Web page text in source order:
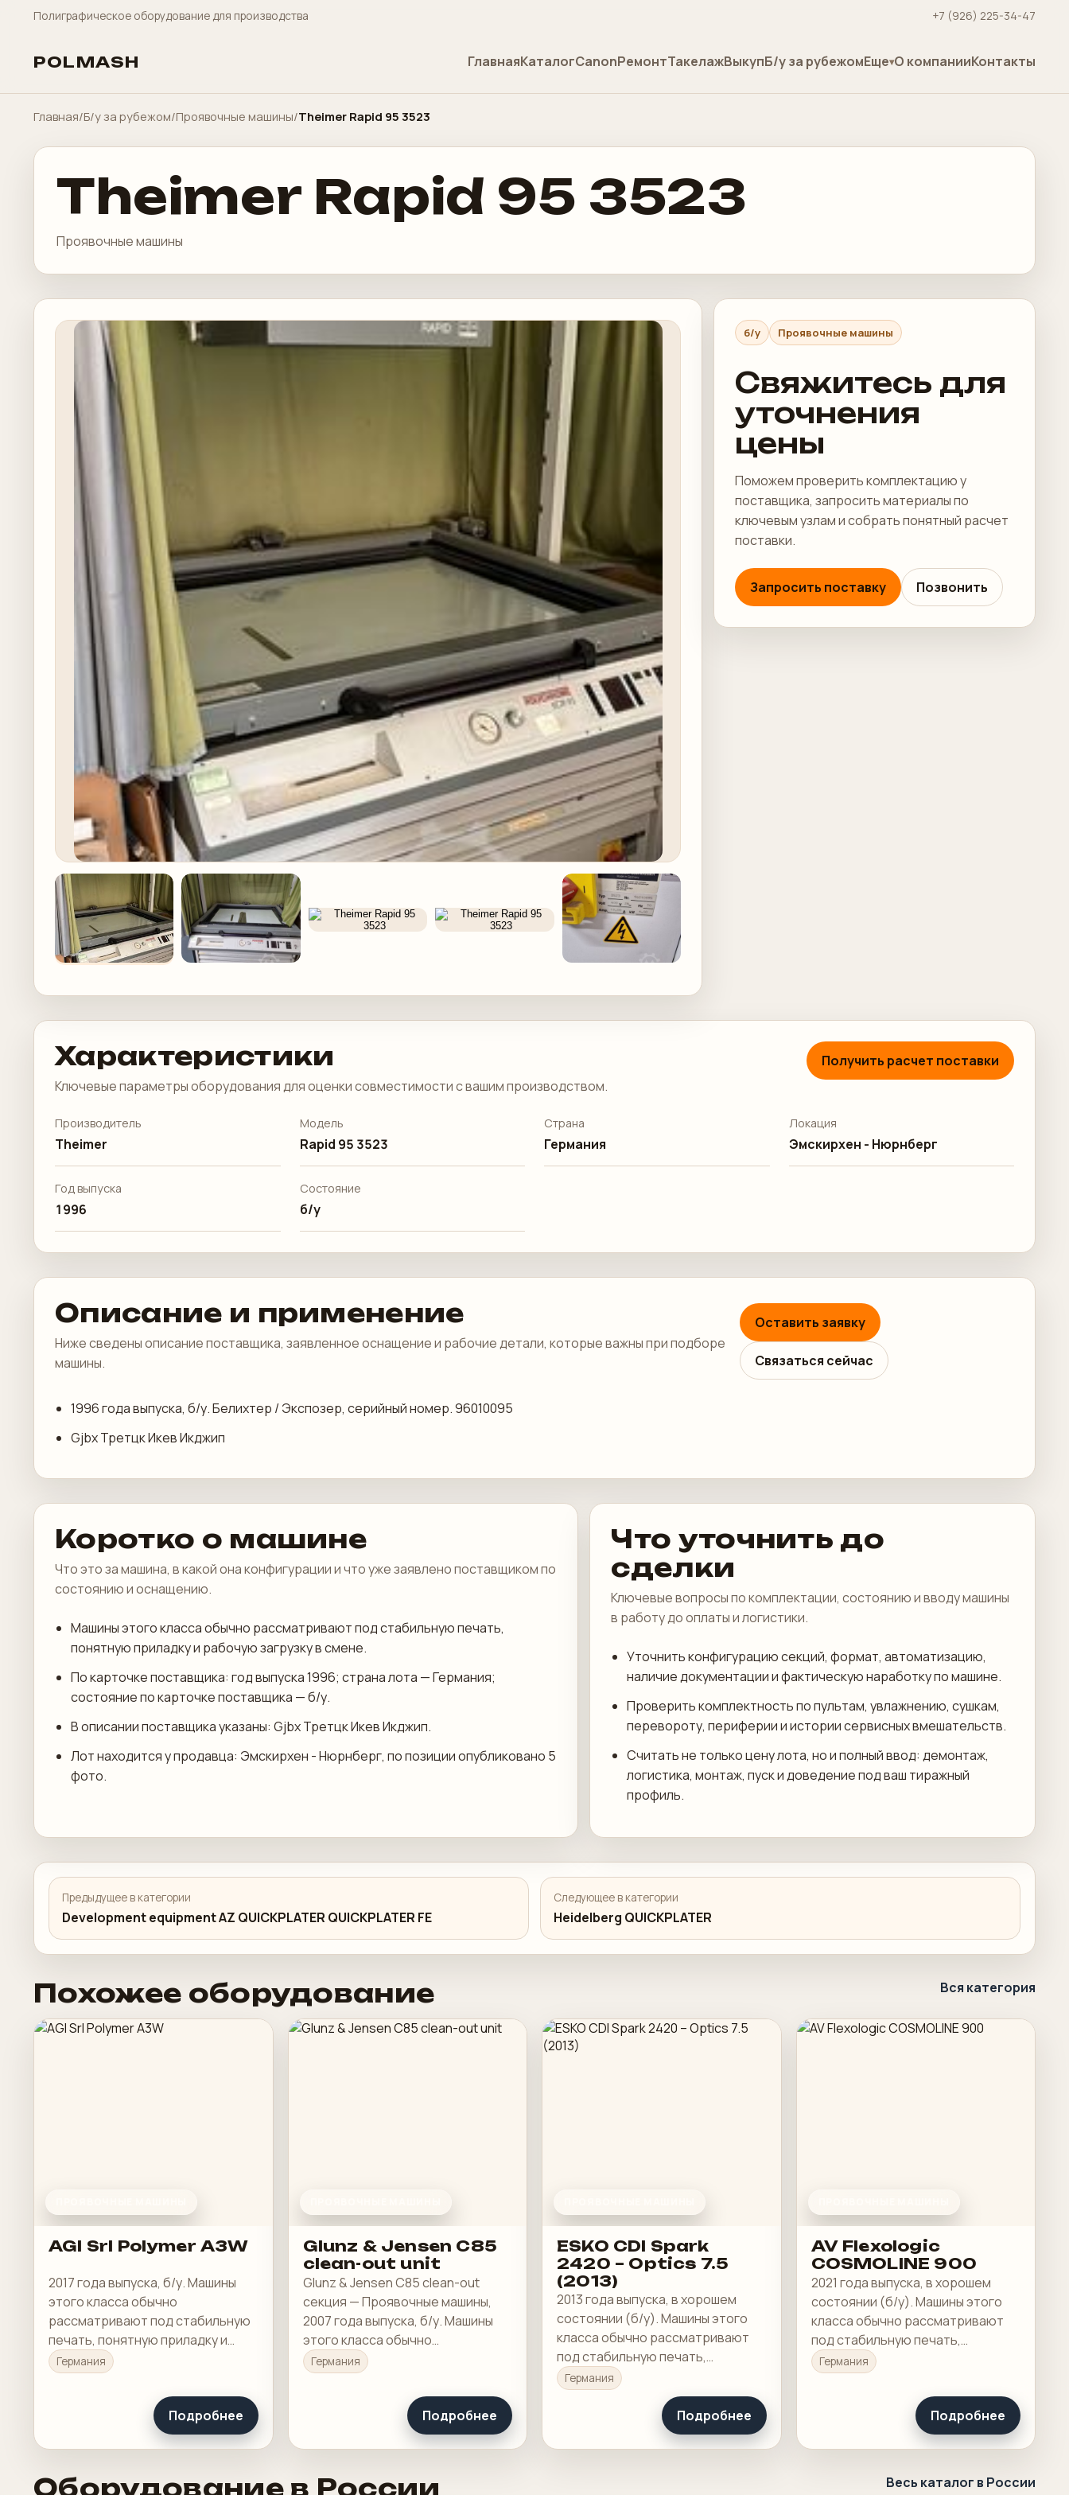
Полиграфическое оборудование для производства +7 (926) 225-34-47
POLMASH ГлавнаяКаталогCanonРемонтТакелажВыкупБ/у за рубежомЕще О компанииКонтакты
Главная/Б/у за рубежом/Проявочные машины/Theimer Rapid 95 3523
Theimer Rapid 95 3523
Проявочные машины
б/у Проявочные машины
Свяжитесь для
уточнения
цены
Поможем проверить комплектацию у
поставщика, запросить материалы по
ключевым узлам и собрать понятный расчет
поставки.
Запросить поставку Позвонить
Характеристики
Ключевые параметры оборудования для оценки совместимости с вашим производством.
Получить расчет поставки
Производитель
Theimer
Модель
Rapid 95 3523
Страна
Германия
Локация
Эмскирхен - Нюрнберг
Год выпуска
1996
Состояние
б/у
Описание и применение
Ниже сведены описание поставщика, заявленное оснащение и рабочие детали, которые важны при подборе
машины.
Оставить заявку
Связаться сейчас
1996 года выпуска, б/у. Белихтер / Экспозер, серийный номер. 96010095
Gjbx Третцк Икев Икджип
Коротко о машине
Что это за машина, в какой она конфигурации и что уже заявлено поставщиком по
состоянию и оснащению.
Машины этого класса обычно рассматривают под стабильную печать,
понятную приладку и рабочую загрузку в смене.
По карточке поставщика: год выпуска 1996; страна лота — Германия;
состояние по карточке поставщика — б/у.
В описании поставщика указаны: Gjbx Третцк Икев Икджип.
Лот находится у продавца: Эмскирхен - Нюрнберг, по позиции опубликовано 5
фото.
Что уточнить до
сделки
Ключевые вопросы по комплектации, состоянию и вводу машины
в работу до оплаты и логистики.
Уточнить конфигурацию секций, формат, автоматизацию,
наличие документации и фактическую наработку по машине.
Проверить комплектность по пультам, увлажнению, сушкам,
перевороту, периферии и истории сервисных вмешательств.
Считать не только цену лота, но и полный ввод: демонтаж,
логистика, монтаж, пуск и доведение под ваш тиражный
профиль.
Предыдущее в категории
Development equipment AZ QUICKPLATER QUICKPLATER FE
Следующее в категории
Heidelberg QUICKPLATER
Похожее оборудование Вся категория
AGI Srl Polymer A3W
2017 года выпуска, б/у. Машины
этого класса обычно
рассматривают под стабильную
печать, понятную приладку и
рабочую загрузку в смене.
Германия
Подробнее
Glunz & Jensen C85
clean-out unit
Glunz & Jensen C85 clean-out
секция — Проявочные машины,
2007 года выпуска, б/у. Машины
этого класса обычно
рассматривают под стабильную
печать, понятную приладку и
рабочую загрузку в смене.
Германия
Подробнее
ESKO CDI Spark
2420 – Optics 7.5
(2013)
2013 года выпуска, в хорошем
состоянии (б/у). Машины этого
класса обычно рассматривают
под стабильную печать,
понятную приладку и рабочую
загрузку в смене.
Германия
Подробнее
AV Flexologic
COSMOLINE 900
2021 года выпуска, в хорошем
состоянии (б/у). Машины этого
класса обычно рассматривают
под стабильную печать,
понятную приладку и рабочую
загрузку в смене.
Германия
Подробнее
Оборудование в России Весь каталог в России